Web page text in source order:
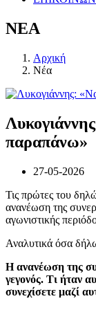
ΝΕΑ
Αρχική
Νέα
παραπάνω»
27-05-2026
Τις πρώτες του
ανανέωση της
αγωνιστικής
Αναλυτικά όσα
Η ανανέωση της
γεγονός. Τι ήταν
συνεχίσετε μαζί